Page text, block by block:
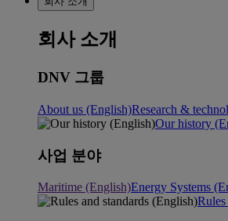
회사 소개
DNV 그룹
About us (English)Research &
Our history
사업 분야
Maritime (English)Energy Systems